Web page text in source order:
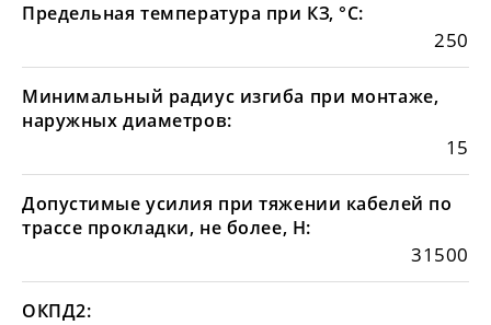
Предельная температура при КЗ, °С:
250
Минимальный радиус изгиба при монтаже,
наружных диаметров:
15
Допустимые усилия при тяжении кабелей по
трассе прокладки, не более, Н:
31500
ОКПД2: